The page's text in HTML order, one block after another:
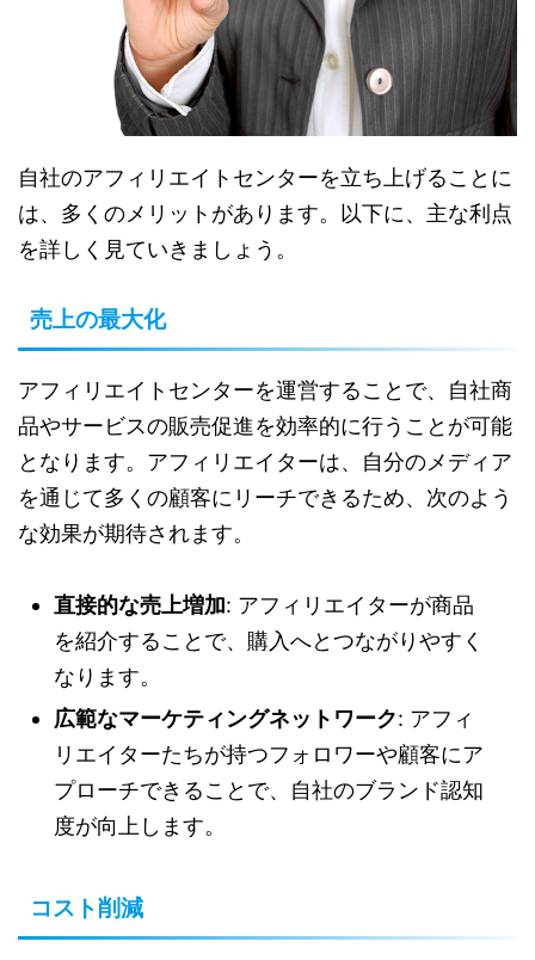
自社のアフィリエイトセンターを立ち上げることに
は、多くのメリットがあります。以下に、主な利点
を詳しく見ていきましょう。
売上の最大化
アフィリエイトセンターを運営することで、自社商
品やサービスの販売促進を効率的に行うことが可能
となります。アフィリエイターは、自分のメディア
を通じて多くの顧客にリーチできるため、次のよう
な効果が期待されます。
直接的な売上増加: アフィリエイターが商品
を紹介することで、購入へとつながりやすく
なります。
広範なマーケティングネットワーク: アフィ
リエイターたちが持つフォロワーや顧客にア
プローチできることで、自社のブランド認知
度が向上します。
コスト削減